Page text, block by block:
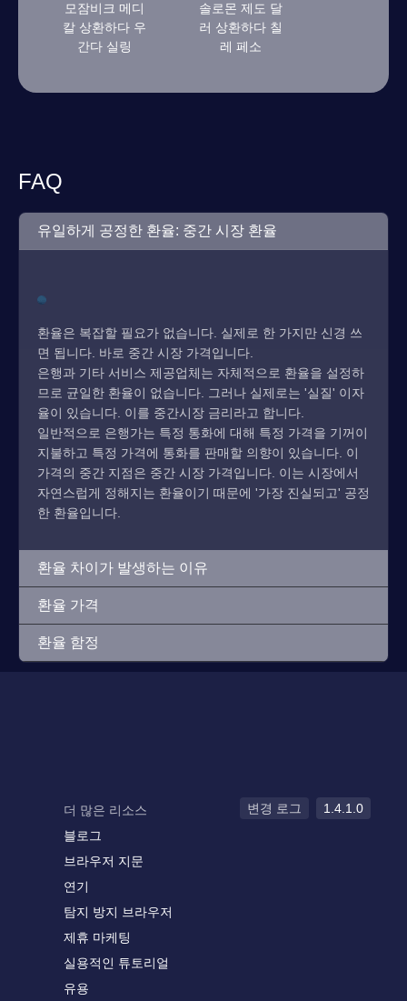
모잠비크 메디
칼 상환하다 우
간다 실링
솔로몬 제도 달
러 상환하다 칠
레 페소
FAQ
유일하게 공정한 환율: 중간 시장 환율
환율은 복잡할 필요가 없습니다. 실제로 한 가지만 신경 쓰
면 됩니다. 바로 중간 시장 가격입니다.
은행과 기타 서비스 제공업체는 자체적으로 환율을 설정하
므로 균일한 환율이 없습니다. 그러나 실제로는 '실질' 이자
율이 있습니다. 이를 중간시장 금리라고 합니다.
일반적으로 은행가는 특정 통화에 대해 특정 가격을 기꺼이
지불하고 특정 가격에 통화를 판매할 의향이 있습니다. 이
가격의 중간 지점은 중간 시장 가격입니다. 이는 시장에서
자연스럽게 정해지는 환율이기 때문에 '가장 진실되고' 공정
한 환율입니다.
환율 차이가 발생하는 이유
환율 가격
환율 함정
더 많은 리소스
블로그
브라우저 지문
연기
탐지 방지 브라우저
제휴 마케팅
실용적인 튜토리얼
유용
변경 로그 1.4.1.0